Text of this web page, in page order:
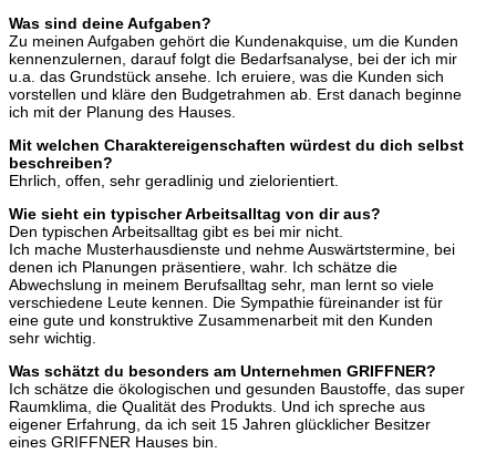
Was sind deine Aufgaben?
Zu meinen Aufgaben gehört die Kundenakquise, um die Kunden
kennenzulernen, darauf folgt die Bedarfsanalyse, bei der ich mir
u.a. das Grundstück ansehe. Ich eruiere, was die Kunden sich
vorstellen und kläre den Budgetrahmen ab. Erst danach beginne
ich mit der Planung des Hauses.
Mit welchen Charaktereigenschaften würdest du dich selbst
beschreiben?
Ehrlich, offen, sehr geradlinig und zielorientiert.
Wie sieht ein typischer Arbeitsalltag von dir aus?
Den typischen Arbeitsalltag gibt es bei mir nicht.
Ich mache Musterhausdienste und nehme Auswärtstermine, bei
denen ich Planungen präsentiere, wahr. Ich schätze die
Abwechslung in meinem Berufsalltag sehr, man lernt so viele
verschiedene Leute kennen. Die Sympathie füreinander ist für
eine gute und konstruktive Zusammenarbeit mit den Kunden
sehr wichtig.
Was schätzt du besonders am Unternehmen GRIFFNER?
Ich schätze die ökologischen und gesunden Baustoffe, das super
Raumklima, die Qualität des Produkts. Und ich spreche aus
eigener Erfahrung, da ich seit 15 Jahren glücklicher Besitzer
eines GRIFFNER Hauses bin.